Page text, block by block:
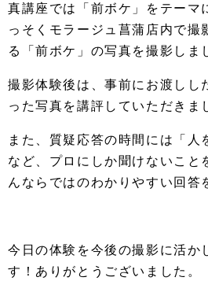
真講座では「前ボケ」をテーマ
っそくモラージュ菖蒲店内で撮
る「前ボケ」の写真を撮影しま
撮影体験後は、事前にお渡しし
った写真を講評していただきま
また、質疑応答の時間には「人
など、プロにしか聞けないこと
んならではのわかりやすい回答
今日の体験を今後の撮影に活か
す！ありがとうございました。